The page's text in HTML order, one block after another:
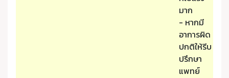
มาก
- หากมี
อาการผิด
ปกติให้รีบ
ปรึกษา
แพทย์